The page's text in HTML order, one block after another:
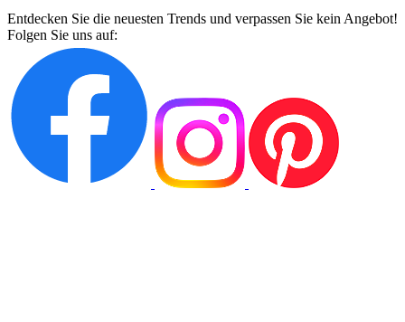
Entdecken Sie die neuesten Trends und verpassen Sie kein Angebot!
Folgen Sie uns auf: